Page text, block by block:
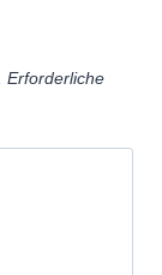
Erforderliche